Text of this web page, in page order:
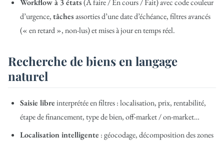
Workflow à 3 états(À faire / En cours / Fait) avec code couleur
d’urgence,tâchesassorties d’une date d’échéance, filtres avancés
(« en retard », non-lus) et mises à jour en temps réel.
Recherche de biens en langage
naturel
Saisie libreinterprétée en filtres : localisation, prix, rentabilité,
étape de financement, type de bien, off-market / on-market…
Localisation intelligente : géocodage, décomposition des zones